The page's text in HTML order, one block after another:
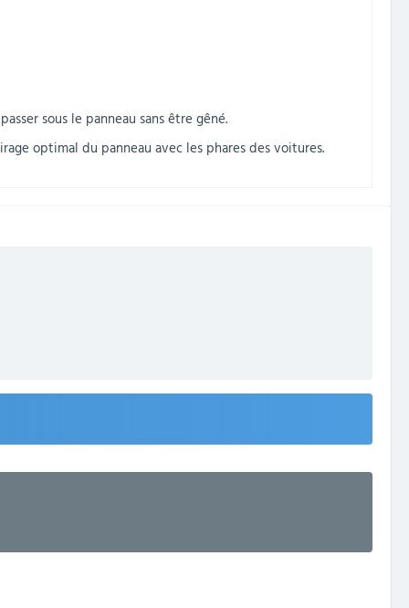
sous le panneau sans être gêné.
optimal du panneau avec les phares des voitures.